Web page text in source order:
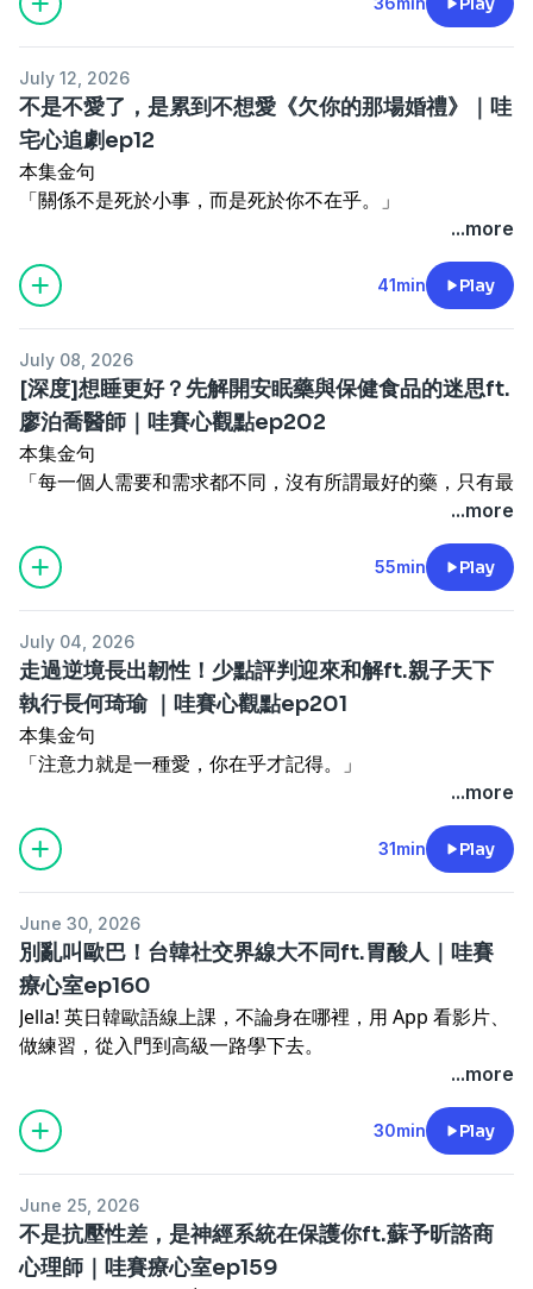
聊聊
--
主談人：蔡宇哲博士、周慕姿 諮商心理師
Powered by
。成長型思維突破銷售困境：找對客戶，為客戶創造價值
.
贊助支持哇賽心理學：
https://portaly.cc/onyourpsy/support
留言告訴我你對這一集的想法：
https://open.firstory.me/user/
若你覺得我們節目不錯，請記得要訂閱哦。也歡迎來跟我們
聊聊
https://portaly.cc/onyourpsy
主談人：蔡宇哲博士、范永銀(范大)
Powered by Firstory Hosting
https://worldskillstw.wdasec.gov.tw/
#本集所提及的個案故事，皆是已獲得同意或經過改編，非
原始個案情況#
本集金句
「做對是應該，做錯被挑剔，是最絕望的教養。」
「有毒的男子氣概，往往最先毒害到自己。」
「只要願意做出改變，家庭關係就擁有希望。」
.
。釐清毒性來源：氣質矯枉過正
。四種有毒的男子氣概：絕對掌控型、情緒壓抑型、排斥陰
柔型、男性權力型
。傷敵一千，自損五百：為家庭奉獻半生，卻換來孤獨下半
生
。說出雄性的脆弱：一個故事就讓阿北們留下男兒淚
。是在當長官還是當爸爸？與孩子建立情感連結
贊助支持哇賽心理學：
https://portaly.cc/onyourpsy/support
留言告訴我你對這一集的想法：
https://open.firstory.me/user/
若你覺得我們節目不錯，請記得要訂閱哦。也歡迎來跟我們
聊聊
--
主談人：蔡宇哲博士、劉仲彬臨床心理師
Powered by Firstory Hosting
July 12, 2026
不是不愛了，是累到不想愛《欠你的那場婚禮》｜哇
宅心追劇ep12
本集金句
「關係不是死於小事，而是死於你不在乎。」
「婚姻不是童話，而是一面看見陰影的鏡子。」
「愛是充滿行動的動詞，而非存在的名詞。」
本集重點
。日常小事累積成婚內失戀
。大腦過載的隱形認知勞務
。長不大的彼得潘型丈夫
。被迫成為嚴厲母親的溫蒂
。從情緒脆弱走向情緒自主
。透過穿越時空與過去和解
❤️你的贊助可以讓哇賽更好：
https://portaly.cc/onyourpsy/support
留言告訴我你對這一集的想法：
https://open.firstory.me/user/
若你覺得我們節目不錯，請記得要訂閱哦。也歡迎來跟我們
https://portaly.cc/onyourpsy
--
Powered by Firstory Hosting
...more
41min Play
July 08, 2026
[深度]想睡更好？先解開安眠藥與保健食品的迷思ft.
廖泊喬醫師｜哇賽心觀點ep202
本集金句
「每一個人需要和需求都不同，沒有所謂最好的藥，只有最
「用藥最需要擔心的是大砲打小鳥，確實有效，卻未必是你
真正所需。」
「面對睡眠困擾，如果沒有從源頭下手，長期下來仍然難以
.
推薦閱讀：這21堂課，有毒！：成癮科醫師寫給臺灣人的
當代成癮課
https://bit.ly/3QLp5lU
。鎮靜安眠藥物涵蓋泛圍廣，作用功效組合百百種
。苯二氮平（BZD）類藥物傷腦？因果關係要釐清
。醫生開藥說有需要再吃，到底是什麼時候需要吃？
。醫美打牛奶針助眠性命危：麻醉科專業用藥非鎮靜安眠藥
物
。常見的助眠保健食品作用機制與成效老實說
。現代人睡眠品質下降常見問題：手機成癮
.
https://portaly.cc/onyourpsy/support
留言告訴我你對這一集的想法：
若你覺得我們節目不錯，請記得要訂閱哦。也歡迎來跟我們
聊聊
https://portaly.cc/onyourpsy
--
...more
55min Play
July 04, 2026
走過逆境長出韌性！少點評判迎來和解ft.親子天下
執行長何琦瑜 ｜哇賽心觀點ep201
本集金句
「注意力就是一種愛，你在乎才記得。」
「此時此刻你能付出的陪伴，就是給對方最好的。」
「幸福並非沒有挫折，而是從掙扎中坎坷迎來。」
https://bit.ly/3SXBWlr
.
本集重點
。逆境中開出韌性花朵
。無條件接納的關鍵力量
。放下執著與過去和解
。用好奇的後設視角看傷害
。如金繕工藝般接納不完美
贊助支持哇賽心理學：
https://portaly.cc/onyourpsy/support
...more
31min Play
June 30, 2026
別亂叫歐巴！台韓社交界線大不同ft.胃酸人｜哇賽
療心室ep160
Jella! 英日韓歐語線上課，不論身在哪裡，用 App 看影片、
做練習，從入門到高級一路學下去。
陪讀班課程可選限時 5 折方案
課表＋每週直播＝半年有感升級！
輸入折扣碼「onyourpsyjella250」再折 $250（5 折方案不
適用）
2026 秋季陪讀班：https://url.wordup.com.tw/RV22l
...more
30min Play
June 25, 2026
不是抗壓性差，是神經系統在保護你ft.蘇予昕諮商
心理師｜哇賽療心室ep159